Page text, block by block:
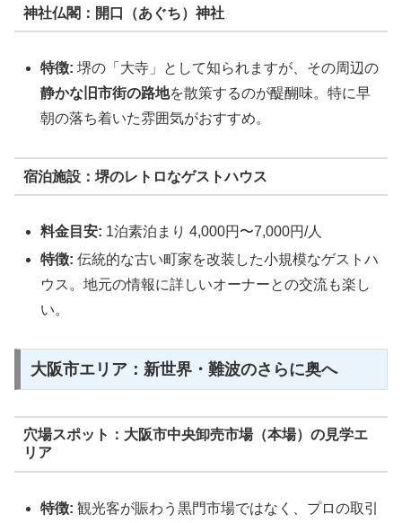
神社仏閣：開口（あぐち）神社
特徴: 堺の「大寺」として知られますが、その周辺の
静かな旧市街の路地を散策するのが醍醐味。特に早
朝の落ち着いた雰囲気がおすすめ。
宿泊施設：堺のレトロなゲストハウス
料金目安: 1泊素泊まり 4,000円〜7,000円/人
特徴: 伝統的な古い町家を改装した小規模なゲストハ
ウス。地元の情報に詳しいオーナーとの交流も楽し
い。
大阪市エリア：新世界・難波のさらに奥へ
穴場スポット：大阪市中央卸売市場（本場）の見学エ
リア
特徴: 観光客が賑わう黒門市場ではなく、プロの取引